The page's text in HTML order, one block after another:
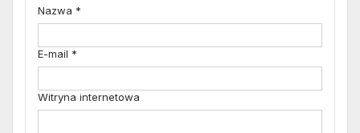
Nazwa *
E-mail *
Witryna internetowa